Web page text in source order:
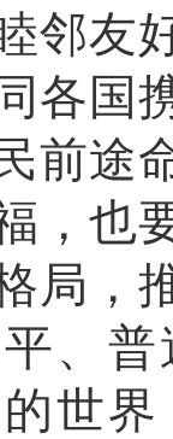
邻友
各国
前途
，也
局，
、
世